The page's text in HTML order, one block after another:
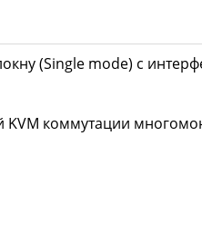
(Single mode) с
KVM коммутации